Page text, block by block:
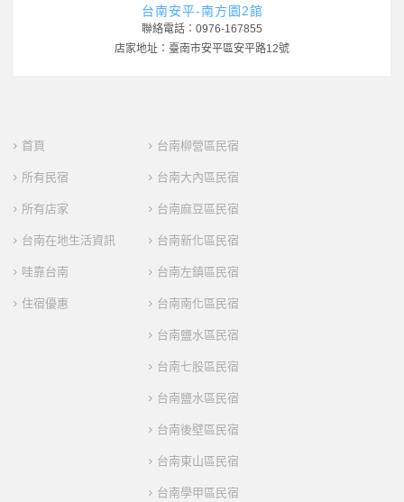
台南安平-南方園2館
聯絡電話：0976-167855
店家地址：臺南市安平區安平路12號
首頁
所有民宿
所有店家
台南在地生活資訊
哇靠台南
住宿優惠
台南柳營區民宿
台南大內區民宿
台南麻豆區民宿
台南新化區民宿
台南左鎮區民宿
台南南化區民宿
台南鹽水區民宿
台南七股區民宿
台南鹽水區民宿
台南後壁區民宿
台南東山區民宿
台南學甲區民宿